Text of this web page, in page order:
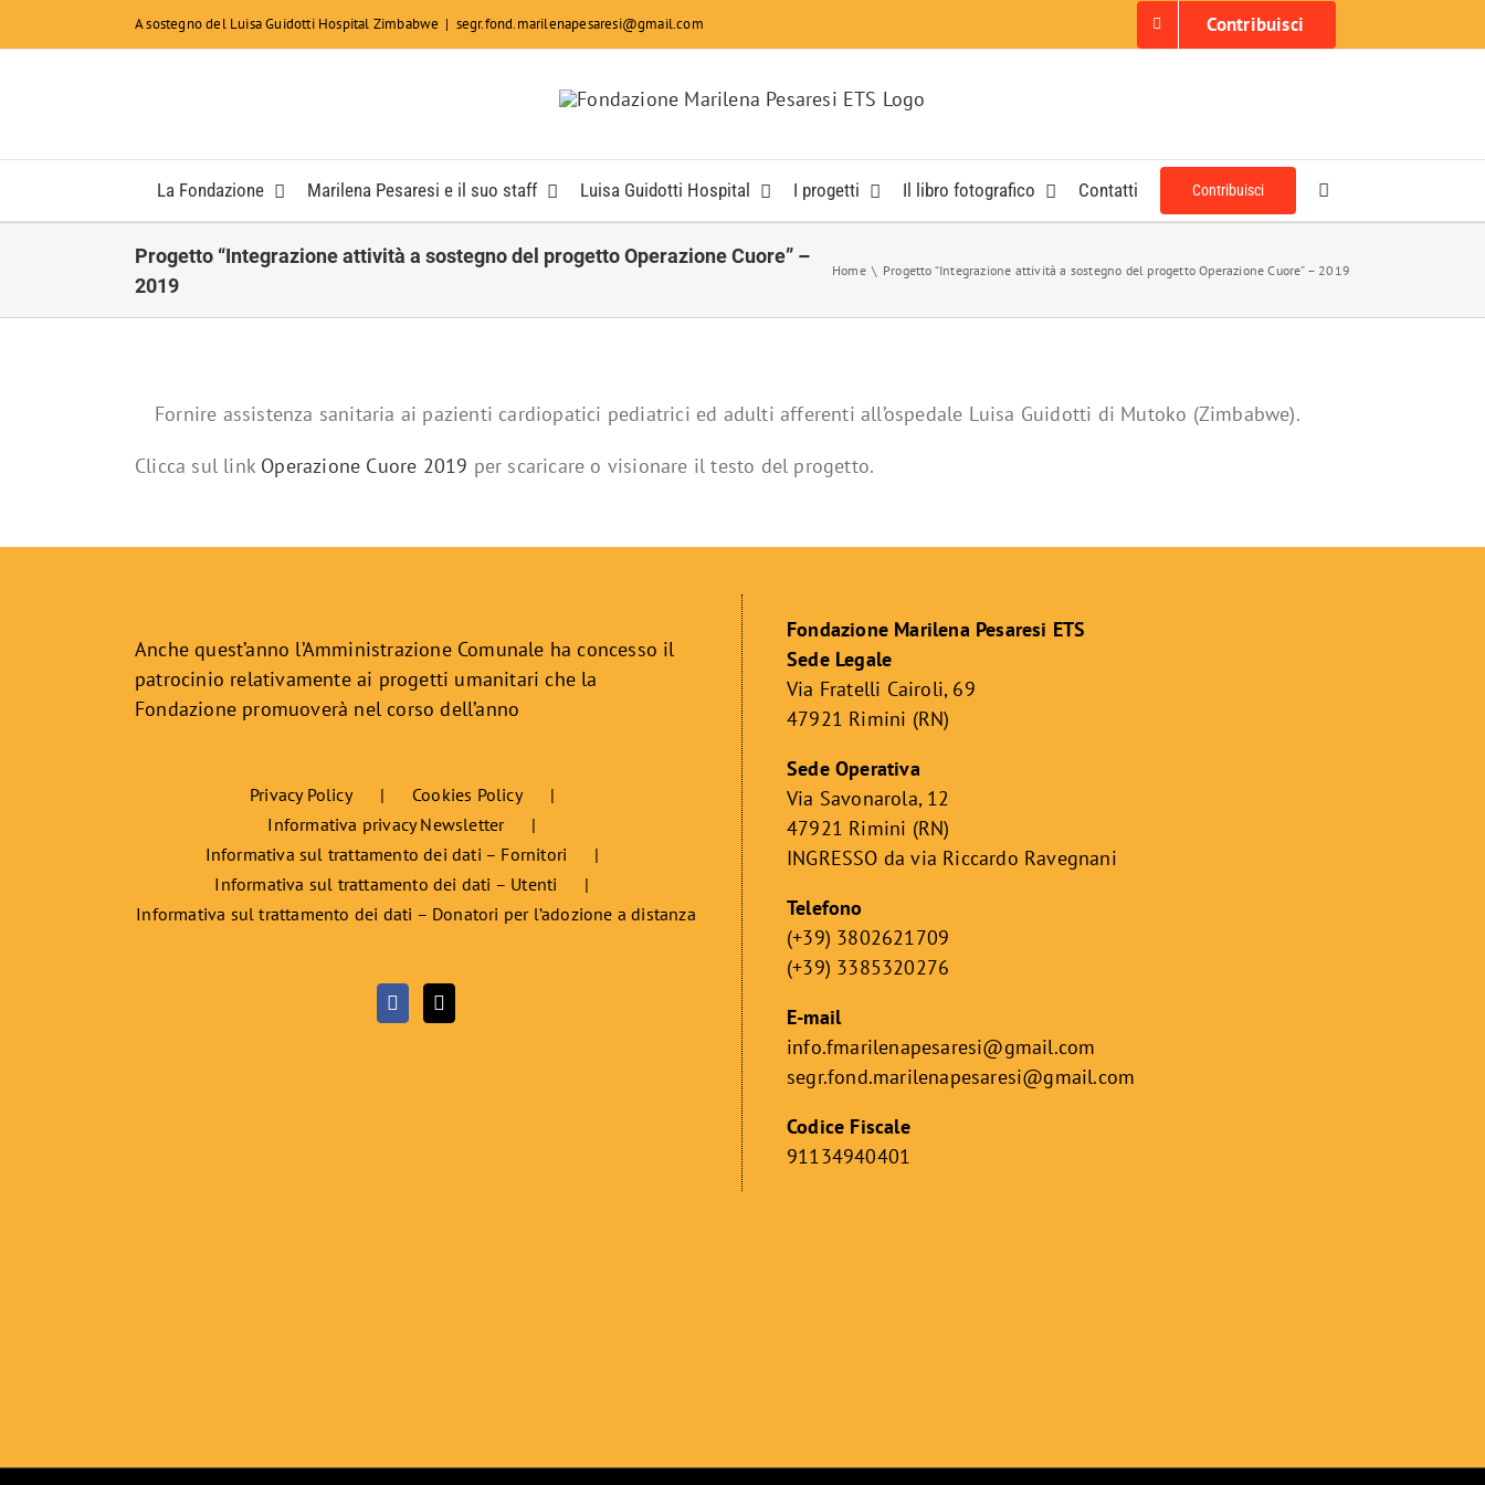
al
A sostegno del Luisa Guidotti Hospital Zimbabwe | segr.fond.marilenapesaresi@gmail.com Contribuisci
La Fondazione Marilena Pesaresi e il suo staff Luisa Guidotti Hospital I progetti Il libro fotografico Contatti Contribuisci
Progetto “Integrazione attività a sostegno del progetto Operazione Cuore” –
2019
Home Progetto “Integrazione attività a sostegno del progetto Operazione Cuore” – 2019
Fornire assistenza sanitaria ai pazienti cardiopatici pediatrici ed adulti afferenti all’ospedale Luisa Guidotti di Mutoko (Zimbabwe).
Clicca sul link Operazione Cuore 2019 per scaricare o visionare il testo del progetto.
Anche quest’anno l’Amministrazione Comunale ha concesso il
patrocinio relativamente ai progetti umanitari che la
Fondazione promuoverà nel corso dell’anno
Privacy Policy
Cookies Policy
Informativa privacy Newsletter
Informativa sul trattamento dei dati – Fornitori
Informativa sul trattamento dei dati – Utenti
Informativa sul trattamento dei dati – Donatori per l’adozione a distanza
Fondazione Marilena Pesaresi ETS
Sede Legale
Via Fratelli Cairoli, 69
47921 Rimini (RN)
Sede Operativa
Via Savonarola, 12
47921 Rimini (RN)
INGRESSO da via Riccardo Ravegnani
Telefono
(+39) 3802621709
(+39) 3385320276
E-mail
info.fmarilenapesaresi@gmail.com
segr.fond.marilenapesaresi@gmail.com
Codice Fiscale
91134940401